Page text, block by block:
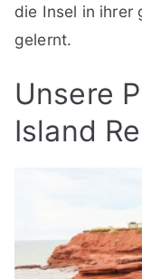
die Insel in ihrer
gelernt.
Unsere
Island